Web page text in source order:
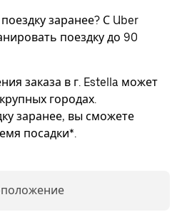
заранее? С Uber
поездку до 90
заказа в г. Estella может
городах.
заранее, вы сможете
посадки*.